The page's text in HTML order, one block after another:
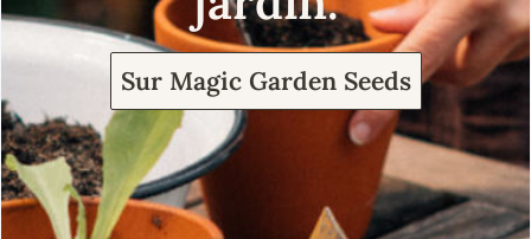
Sur Magic Garden Seeds